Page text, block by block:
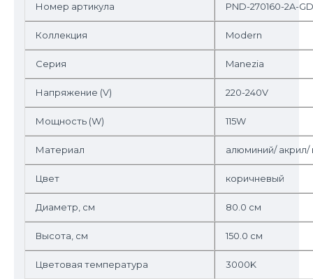
Номер артикула PND-270160-2A-GD
Коллекция Modern
Серия Manezia
Напряжение (V) 220-240V
Мощность (W) 115W
Материал алюминий/ акрил/
Цвет коричневый
Диаметр, см 80.0 см
Высота, см 150.0 см
Цветовая температура 3000K